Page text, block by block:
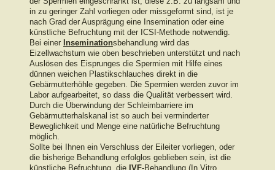
in zu geringer Zahl vorliegen oder missgeformt sind, ist je
nach Grad der Ausprägung eine Insemination oder eine
künstliche Befruchtung mit der ICSI-Methode notwendig.
Bei einer Inseminationsbehandlung wird das
Eizellwachstum wie oben beschrieben unterstützt und nach
Auslösen des Eisprunges die Spermien mit Hilfe eines
dünnen weichen Plastikschlauches direkt in die
Gebärmutterhöhle gegeben. Die Spermien werden zuvor im
Labor aufgearbeitet, so dass die Qualität verbessert wird.
Durch die Überwindung der Schleimbarriere im
Gebärmutterhalskanal ist so auch bei verminderter
Beweglichkeit und Menge eine natürliche Befruchtung
möglich.
Sollte bei Ihnen ein Verschluss der Eileiter vorliegen, oder
die bisherige Behandlung erfolglos geblieben sein, ist die
künstliche Befruchtung, die IVF-Behandlung (In Vitro